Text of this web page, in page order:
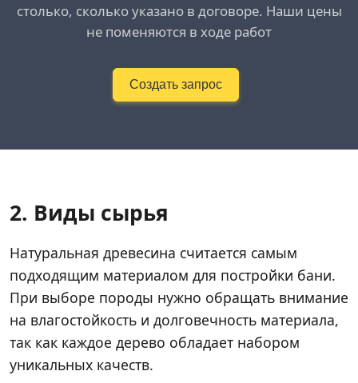
столько, сколько указано в договоре. Наши цены
не поменяются в ходе работ
Создать запрос
2. Виды сырья
Натуральная древесина считается самым
подходящим материалом для постройки бани.
При выборе породы нужно обращать внимание
на влагостойкость и долговечность материала,
так как каждое дерево обладает набором
уникальных качеств.